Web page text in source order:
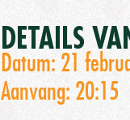
DETAILS
Datum: 21
Aanvang: 20:15